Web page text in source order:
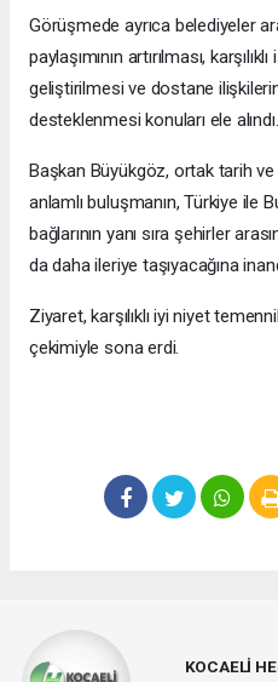
Görüşmede ayrıca belediyeler
paylaşımının artırılması,
geliştirilmesi ve dostane
desteklenmesi konuları ele alındı.
Başkan Büyükgöz, ortak tarih
anlamlı buluşmanın, Türkiye ile
bağlarının yanı sıra şehirler
da daha ileriye taşıyacağına
Ziyaret, karşılıklı iyi niyet
çekimiyle sona erdi.
KOCAELİ